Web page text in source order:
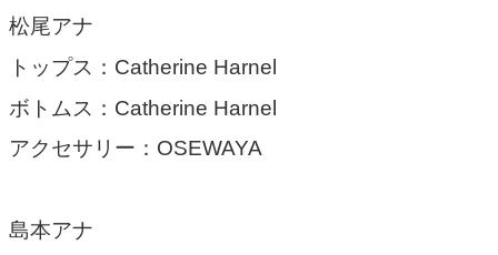
松尾アナ
トップス：Catherine Harnel
ボトムス：Catherine Harnel
アクセサリー：OSEWAYA
島本アナ